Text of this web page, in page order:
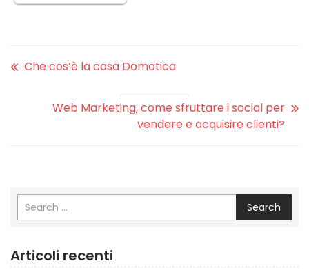
Che cos’è la casa Domotica
Web Marketing, come sfruttare i social per
vendere e acquisire clienti?
Search
Articoli recenti